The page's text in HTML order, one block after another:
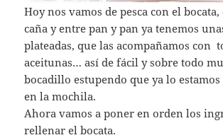
Hoy nos vamos de pesca con el bocata,
caña y entre pan y pan ya tenemos
plateadas, que las acompañamos con
aceitunas… así de fácil y sobre todo
bocadillo estupendo que ya lo
en la mochila.
Ahora vamos a poner en orden los
rellenar el bocata.